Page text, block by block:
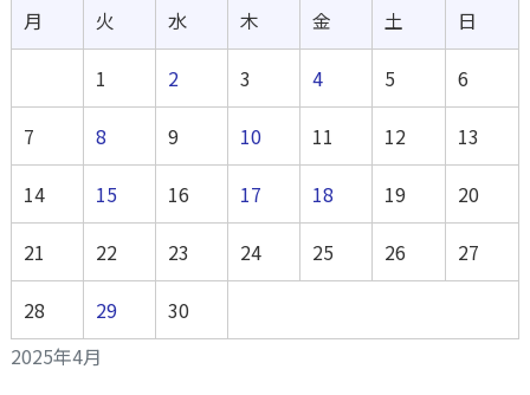
2025年4月
月 火 水 木 金 土 日
1 2 3 4 5 6
7 8 9 10 11 12 13
14 15 16 17 18 19 20
21 22 23 24 25 26 27
28 29 30